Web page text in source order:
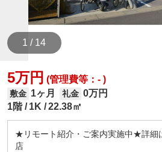
1 / 14
5万円 (管理費等：- )
敷金 1ヶ月 礼金 0万円
1階
1K 22.38㎡
★リモート紹介・ご案内実施中★詳細
店